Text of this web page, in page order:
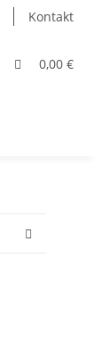
Kontakt
0,00 €